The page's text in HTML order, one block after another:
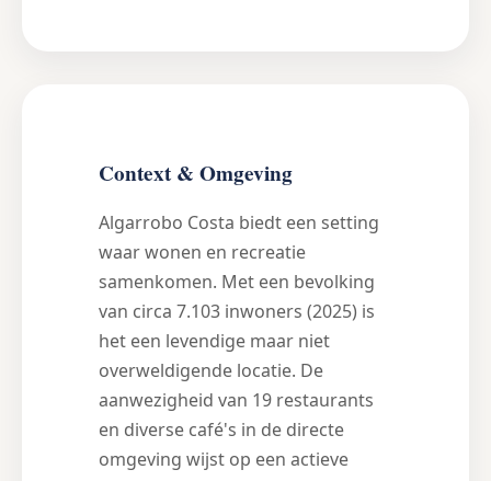
Context & Omgeving
Algarrobo Costa biedt een setting
waar wonen en recreatie
samenkomen. Met een bevolking
van circa 7.103 inwoners (2025) is
het een levendige maar niet
overweldigende locatie. De
aanwezigheid van 19 restaurants
en diverse café's in de directe
omgeving wijst op een actieve